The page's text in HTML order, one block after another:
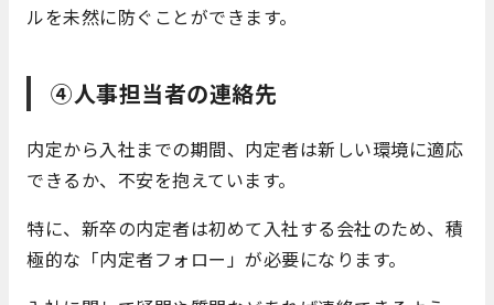
ルを未然に防ぐことができます。
④人事担当者の連絡先
内定から入社までの期間、内定者は新しい環境に適応
できるか、不安を抱えています。
特に、新卒の内定者は初めて入社する会社のため、積
極的な「内定者フォロー」が必要になります。